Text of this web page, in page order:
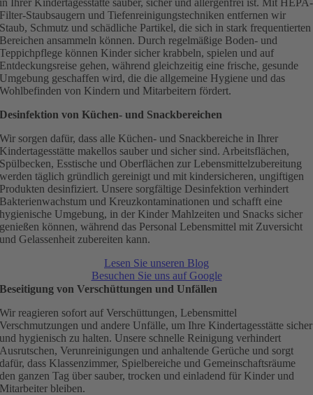
Filter-Staubsaugern und Tiefenreinigungstechniken entfernen wir
Staub, Schmutz und schädliche Partikel, die sich in stark frequentierten
Bereichen ansammeln können. Durch regelmäßige Boden- und
Teppichpflege können Kinder sicher krabbeln, spielen und auf
Entdeckungsreise gehen, während gleichzeitig eine frische, gesunde
Umgebung geschaffen wird, die die allgemeine Hygiene und das
Wohlbefinden von Kindern und Mitarbeitern fördert.
Desinfektion von Küchen- und Snackbereichen
Wir sorgen dafür, dass alle Küchen- und Snackbereiche in Ihrer
Kindertagesstätte makellos sauber und sicher sind. Arbeitsflächen,
Spülbecken, Esstische und Oberflächen zur Lebensmittelzubereitung
werden täglich gründlich gereinigt und mit kindersicheren, ungiftigen
Produkten desinfiziert. Unsere sorgfältige Desinfektion verhindert
Bakterienwachstum und Kreuzkontaminationen und schafft eine
hygienische Umgebung, in der Kinder Mahlzeiten und Snacks sicher
genießen können, während das Personal Lebensmittel mit Zuversicht
und Gelassenheit zubereiten kann.
Lesen Sie unseren Blog
Besuchen Sie uns auf Google
Beseitigung von Verschüttungen und Unfällen
Wir reagieren sofort auf Verschüttungen, Lebensmittel
Verschmutzungen und andere Unfälle, um Ihre Kindertagesstätte sicher
und hygienisch zu halten. Unsere schnelle Reinigung verhindert
Ausrutschen, Verunreinigungen und anhaltende Gerüche und sorgt
dafür, dass Klassenzimmer, Spielbereiche und Gemeinschaftsräume
den ganzen Tag über sauber, trocken und einladend für Kinder und
Mitarbeiter bleiben.